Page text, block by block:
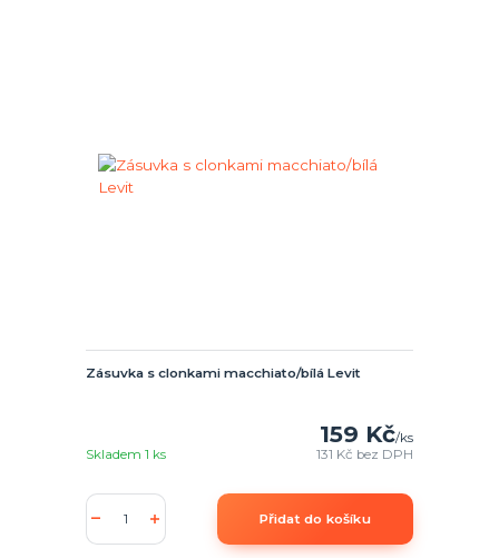
Zásuvka s clonkami macchiato/bílá Levit
159 Kč/ks
131 Kč bez DPH
Skladem 1 ks
Přidat do košíku